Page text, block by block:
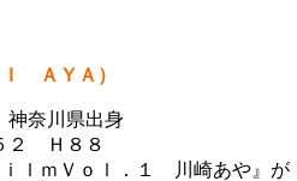
ＡＹＡ）
奈川県出身
２ Ｈ８８
ｌｍＶｏｌ．１ 川崎あや』が